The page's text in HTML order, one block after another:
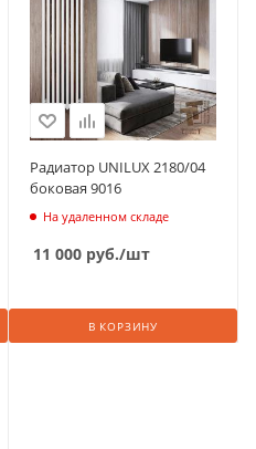
Радиатор UNILUX 2180/04
боковая 9016
На удаленном складе
11 000 руб./шт
В КОРЗИНУ